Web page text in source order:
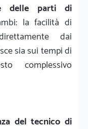
delle parti di
la facilità di
dai
sia sui tempi di
complessivo
del tecnico di